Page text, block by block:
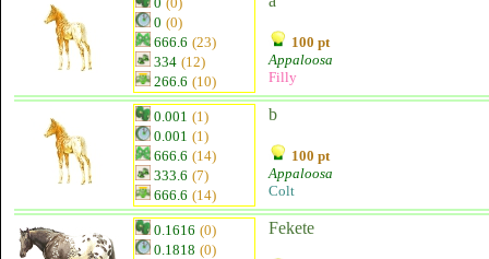
0 (0)
666.6 (23)
334 (12)
266.6 (10)
100 pt
Appaloosa
Filly
0.001 (1)
0.001 (1)
666.6 (14)
333.6 (7)
666.6 (14)
b
100 pt
Appaloosa
Colt
0.1616 (0)
0.1818 (0)
Fekete